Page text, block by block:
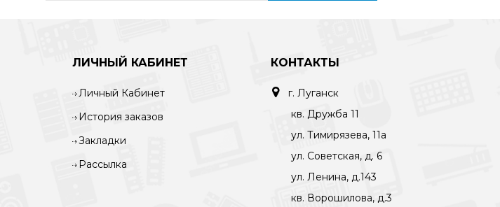
ЛИЧНЫЙ КАБИНЕТ
Личный Кабинет
История заказов
Закладки
Рассылка
КОНТАКТЫ
г. Луганск
кв. Дружба 11
ул. Тимирязева, 11а
ул. Советская, д. 6
ул. Ленина, д.143
кв. Ворошилова, д.3